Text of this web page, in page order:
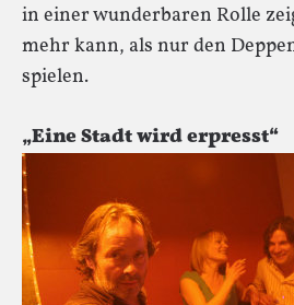
in einer wunderbaren Rolle
mehr kann, als nur den
spielen.
„Eine Stadt wird erpresst“